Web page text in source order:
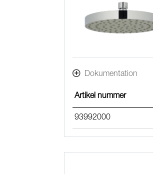
Dokumentation
Artikel nummer
93992000